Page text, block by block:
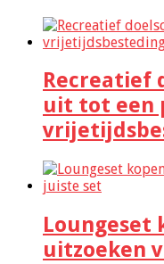
Recreatief
uit tot een
Loungeset
uitzoeken